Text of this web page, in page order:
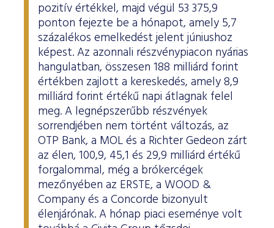
pozitív értékkel, majd végül 53 375,9
ponton fejezte be a hónapot, amely 5,7
százalékos emelkedést jelent júniushoz
képest. Az azonnali részvénypiacon nyárias
hangulatban, összesen 188 milliárd forint
értékben zajlott a kereskedés, amely 8,9
milliárd forint értékű napi átlagnak felel
meg. A legnépszerűbb részvények
sorrendjében nem történt változás, az
OTP Bank, a MOL és a Richter Gedeon zárt
az élen, 100,9, 45,1 és 29,9 milliárd értékű
forgalommal, még a brókercégek
mezőnyében az ERSTE, a WOOD &
Company és a Concorde bizonyult
élenjárónak. A hónap piaci eseménye volt